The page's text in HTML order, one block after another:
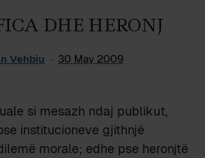
DHE HERONJ
Vehbiu 30 May 2009
si mesazh ndaj publikut,
institucioneve gjithnjë
morale; edhe pse heronjtë